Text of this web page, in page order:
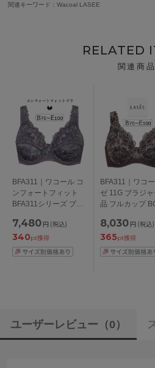
関連キーワード：Wacoal LASEE
RELATED
関連商品
BFA311｜ワコール コ
ンフォートフィット
BFA311シリーズ ブラ
プ BCDEFカップ アン
ダー 70/75/80/85cm
7,480 円 (税込)
340pt獲得
BFA311｜ワコ
ゼ 11G ブラジャ
品 フルカップ
70/75/80/85/90/
0cm
8,030 円 (税込)
365pt獲得
ユーザーレビュー （0）